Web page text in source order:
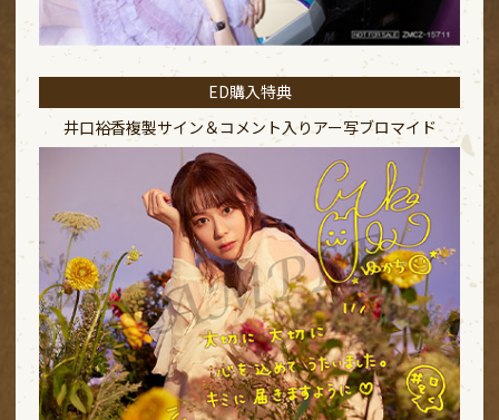
ED購入特典
井口裕香複製サイン＆コメント入りアー写ブロマイド